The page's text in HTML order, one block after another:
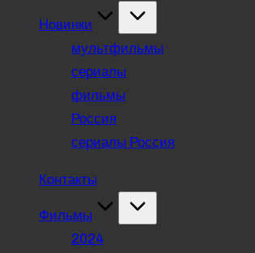
Новинки
мультфильмы
сериалы
фильмы
Россия
сериалы Россия
Контакты
Фильмы
2024